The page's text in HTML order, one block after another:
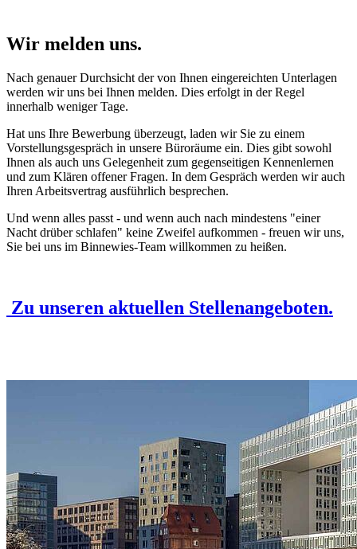
Wir melden uns.
Nach genauer Durchsicht der von Ihnen eingereichten Unterlagen
werden wir uns bei Ihnen melden. Dies erfolgt in der Regel
innerhalb weniger Tage.
Hat uns Ihre Bewerbung überzeugt, laden wir Sie zu einem
Vorstellungsgespräch in unsere Büroräume ein. Dies gibt sowohl
Ihnen als auch uns Gelegenheit zum gegenseitigen Kennenlernen
und zum Klären offener Fragen. In dem Gespräch werden wir auch
Ihren Arbeitsvertrag ausführlich besprechen.
Und wenn alles passt - und wenn auch nach mindestens "einer
Nacht drüber schlafen" keine Zweifel aufkommen - freuen wir uns,
Sie bei uns im Binnewies-Team willkommen zu heißen.
Zu unseren aktuellen Stellenangeboten.